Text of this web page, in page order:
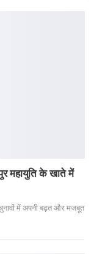
महायुति के खाते में
में अपनी बढ़त और मजबूत